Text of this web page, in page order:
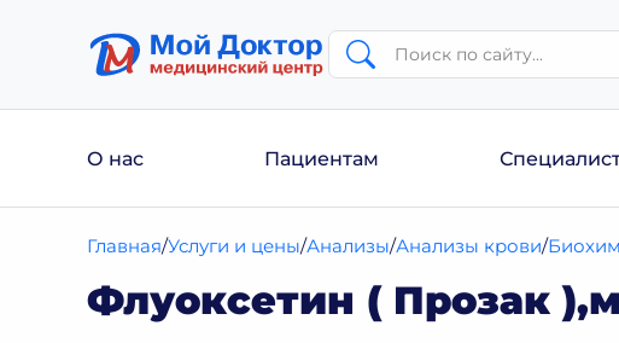
О нас Пациентам
Главная Услуги и цены Анализы Анализы крови
Флуоксетин ( Прозак